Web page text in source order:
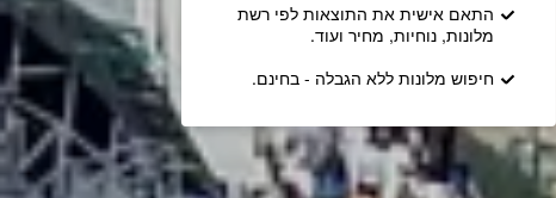
התאם אישית את התוצאות לפי רשת
מלונות, נוחיות, מחיר ועוד.
חיפוש מלונות ללא הגבלה - בחינם.